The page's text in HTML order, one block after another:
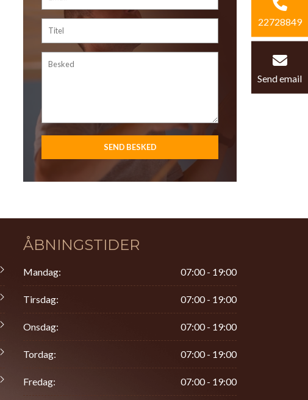
ÅBNINGSTIDER
Mandag: 07:00 - 19:00
Tirsdag: 07:00 - 19:00
Onsdag: 07:00 - 19:00
Tordag: 07:00 - 19:00
Fredag: 07:00 - 19:00
22728849
Send email